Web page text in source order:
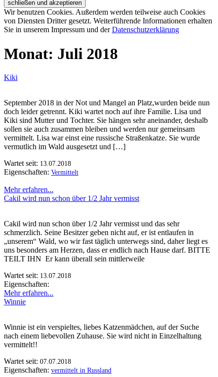
Wir benutzen Cookies. Außerdem werden teilweise auch Cookies
von Diensten Dritter gesetzt. Weiterführende Informationen erhalten
Sie in unserem Impressum und derDatenschutzerklärung
Monat: Juli 2018
Kiki
September 2018 in der Not und Mangel an Platz,wurden beide nun
doch leider getrennt. Kiki wartet noch auf ihre Familie. Lisa und
Kiki sind Mutter und Tochter. Sie hängen sehr aneinander, deshalb
sollen sie auch zusammen bleiben und werden nur gemeinsam
vermittelt. Lisa war einst eine russische Straßenkatze. Sie wurde
vermutlich im Wald ausgesetzt und […]
Wartet seit: 13.07.2018
Eigenschaften: Vermittelt
Mehr erfahren...
Cakil wird nun schon über 1/2 Jahr vermisst
Cakil wird nun schon über 1/2 Jahr vermisst und das sehr
schmerzlich. Seine Besitzer geben nicht auf, er ist entlaufen in
„unserem“ Wald, wo wir fast täglich unterwegs sind, daher liegt es
uns besonders am Herzen, dass er endlich nach Hause darf. BITTE
TEILT IHN Er kann überall sein mittlerweile
Wartet seit: 13.07.2018
Eigenschaften:
Mehr erfahren...
Winnie
Winnie ist ein verspieltes, liebes Katzenmädchen, auf der Suche
nach einem liebevollen Zuhause. Sie wird nicht in Einzelhaltung
vermittelt!!
Wartet seit: 07.07.2018
Eigenschaften: vermittelt in Russland